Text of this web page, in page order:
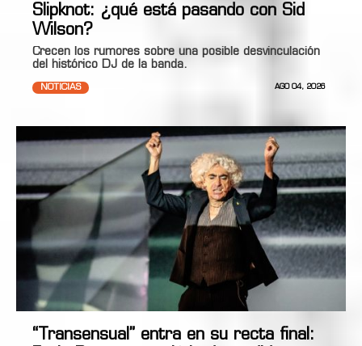
Slipknot: ¿qué está pasando con Sid
Wilson?
Crecen los rumores sobre una posible desvinculación
del histórico DJ de la banda.
NOTICIAS AGO 04, 2026
“Transensual” entra en su recta final: